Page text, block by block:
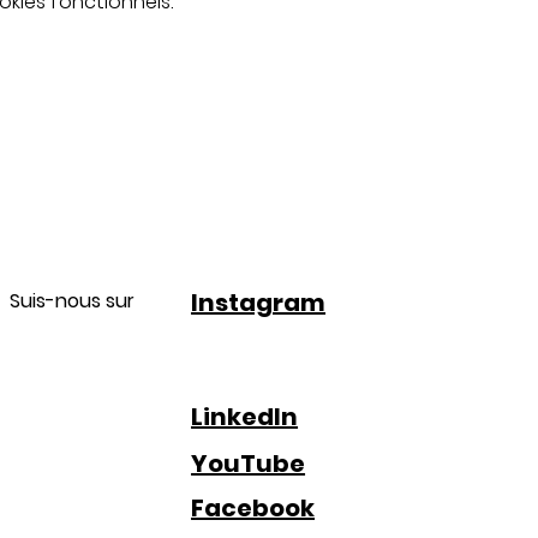
Suis-nous sur Instagram
LinkedIn
YouTube
Facebook